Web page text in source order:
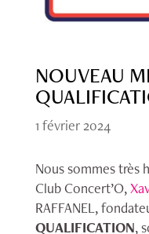
NOUVEAU
1 février 2024
Nous sommes très
Club Concert’O,
RAFFANEL,
QUALIFICATION,